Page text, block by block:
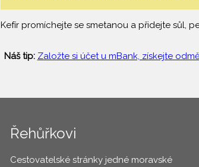
Kefír promíchejte se smetanou a přidejte sůl,
Náš tip: Založte si účet u mBank, získejte
Řehůřkovi
Cestovatelské stránky jedné moravské